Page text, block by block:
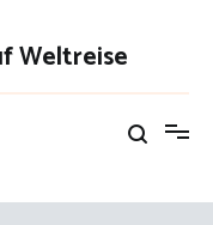
Weltreise